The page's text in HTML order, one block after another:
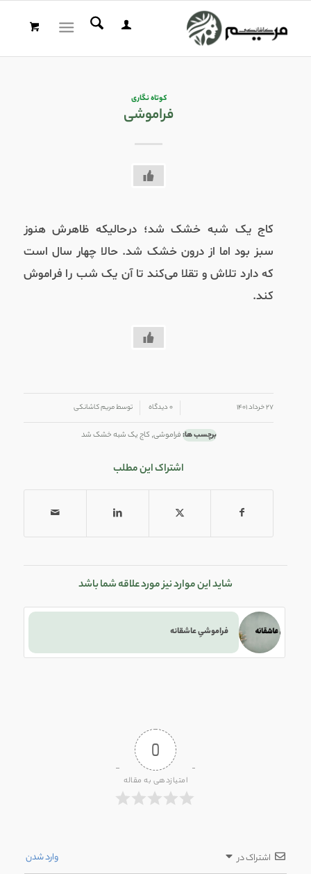
کوتاه نگاری
فراموشی
کاج یک شبه خشک شد؛ درحالیکه ظاهرش هنوز
سبز بود اما از درون خشک شد. حالا چهار سال است
که دارد تلاش و تقلا می‌کند تا آن یک شب را فراموش
کند.
۲۷ خرداد ۱۴۰۱ ۰ دیدگاه توسطمریم کاشانکی
برچسب ها:فراموشی, کاج یک شبه خشک شد
اشتراک این مطلب
شاید این موارد نیز مورد علاقه شما باشد
فراموشیِ عاشقانه
0
امتیازدهی به مقاله
اشتراک در وارد شدن